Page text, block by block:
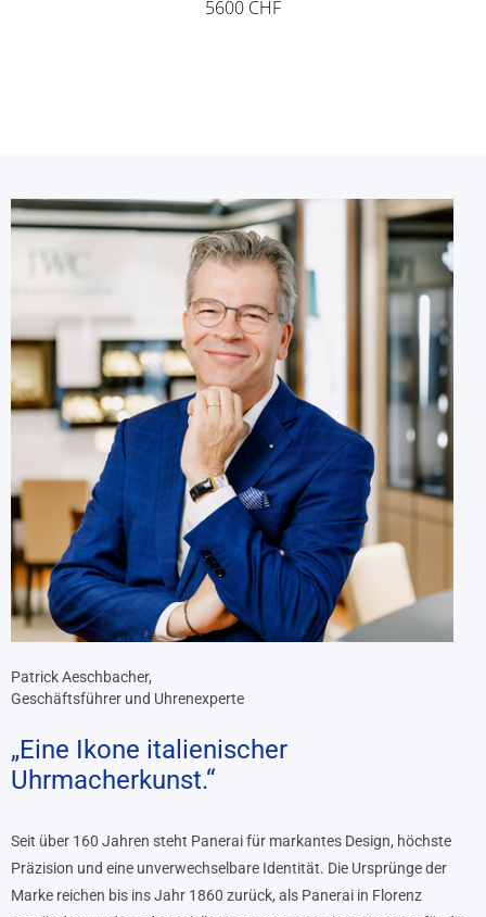
5600 CHF
Patrick Aeschbacher,
Geschäftsführer und Uhrenexperte
„Eine Ikone italienischer
Uhrmacherkunst.“
Seit über 160 Jahren steht Panerai für markantes Design, höchste
Präzision und eine unverwechselbare Identität. Die Ursprünge der
Marke reichen bis ins Jahr 1860 zurück, als Panerai in Florenz